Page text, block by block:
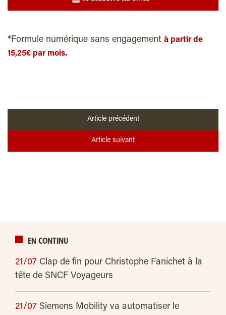
*Formule numérique sans engagement à partir de
15,25€ par mois.
Article précédent
Article suivant
EN CONTINU
21/07 Clap de fin pour Christophe Fanichet à la
tête de SNCF Voyageurs
21/07 Siemens Mobility va automatiser le